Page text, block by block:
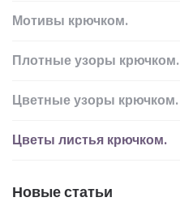
Мотивы крючком.
Плотные узоры крючком.
Цветные узоры крючком.
Цветы листья крючком.
Новые статьи